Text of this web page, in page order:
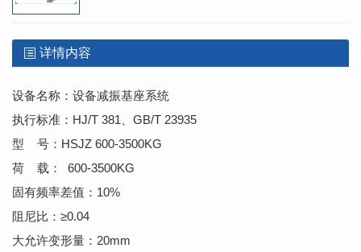
详情内容
设备名称： 设备减振基座系统
执行标准：HJ/T 381、GB/T 23935
型 号：HSJZ 600-3500KG
荷 载： 600-3500KG
固有频率差值：10%
阻尼比：≥0.04
大允许变形量：20mm